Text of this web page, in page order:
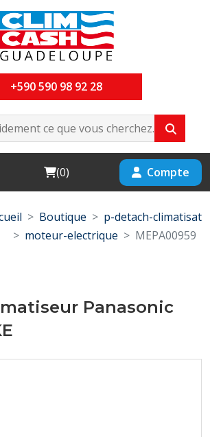
+590 590 98 92 28
Cart
(0) Compte
Boutique
p-detach-climatisat
moteur-electrique
MEPA00959
Panasonic